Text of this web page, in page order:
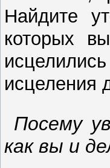
Найдите
которых
исцеления
Посему
как вы и